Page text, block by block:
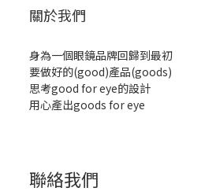
關於我們
身為一個眼鏡品牌回歸到最初
要做好的(good)產品(goods)
思考good for eye的設計
用心產出goods for eye
聯絡我們